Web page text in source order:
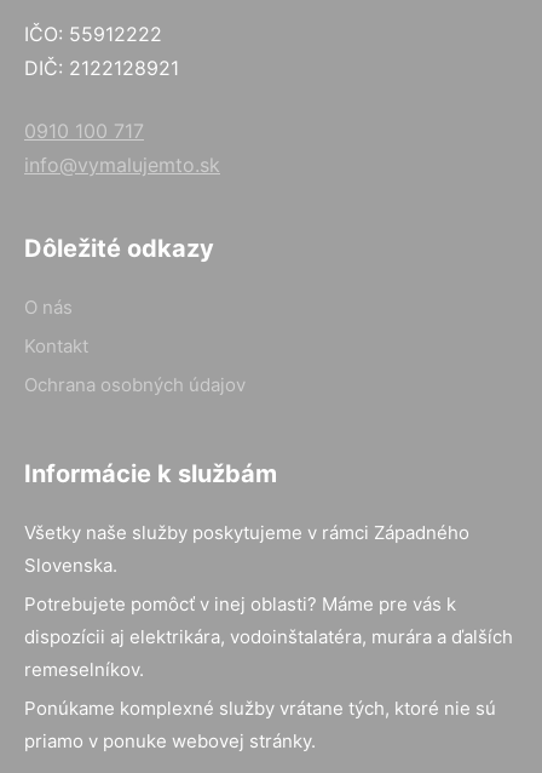
IČO: 55912222
DIČ: 2122128921
0910 100 717
info@vymalujemto.sk
Dôležité odkazy
O nás
Kontakt
Ochrana osobných údajov
Informácie k službám
Všetky naše služby poskytujeme v rámci Západného
Slovenska.
Potrebujete pomôcť v inej oblasti? Máme pre vás k
dispozícii aj elektrikára, vodoinštalatéra, murára a ďalších
remeselníkov.
Ponúkame komplexné služby vrátane tých, ktoré nie sú
priamo v ponuke webovej stránky.